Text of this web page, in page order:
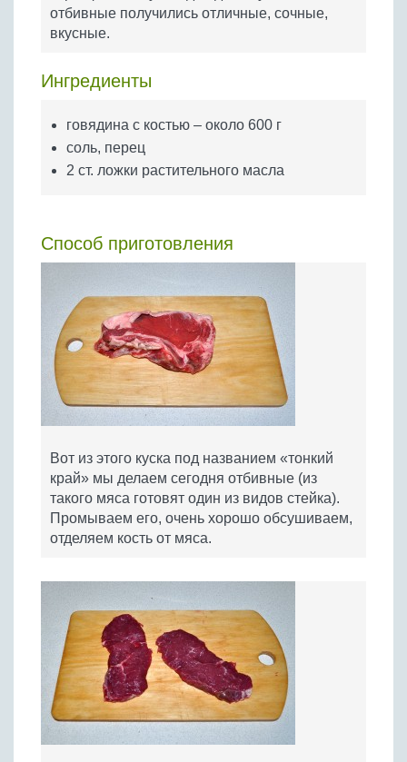
Бобовые
Яйца
отбивные получились отличные, сочные,
вкусные.
Ингредиенты
говядина с костью – около 600 г
соль, перец
2 ст. ложки растительного масла
Способ приготовления
Вот из этого куска под названием «тонкий
край» мы делаем сегодня отбивные (из
такого мяса готовят один из видов стейка).
Промываем его, очень хорошо обсушиваем,
отделяем кость от мяса.